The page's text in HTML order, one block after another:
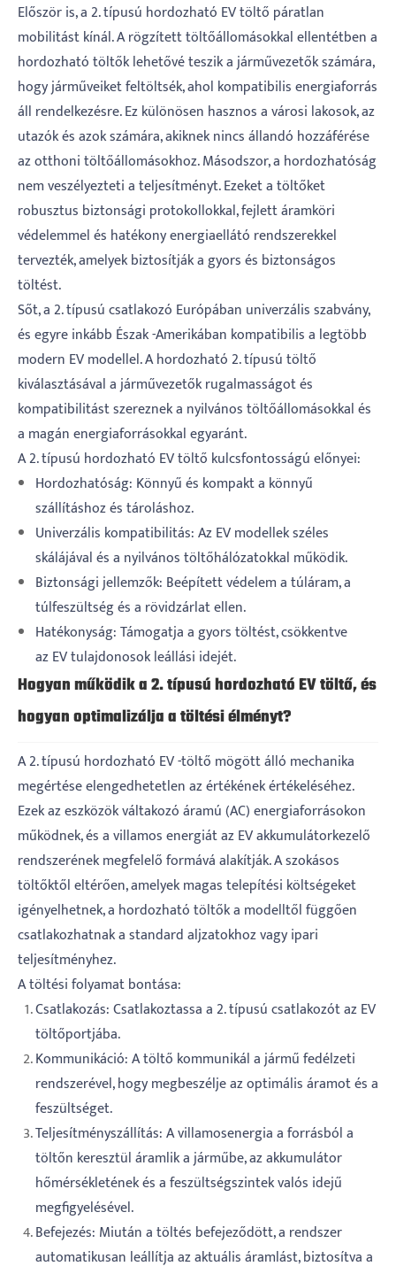
Először is, a 2. típusú hordozható EV töltő páratlan
mobilitást kínál. A rögzített töltőállomásokkal ellentétben a
hordozható töltők lehetővé teszik a járművezetők számára,
hogy járműveiket feltöltsék, ahol kompatibilis energiaforrás
áll rendelkezésre. Ez különösen hasznos a városi lakosok, az
utazók és azok számára, akiknek nincs állandó hozzáférése
az otthoni töltőállomásokhoz. Másodszor, a hordozhatóság
nem veszélyezteti a teljesítményt. Ezeket a töltőket
robusztus biztonsági protokollokkal, fejlett áramköri
védelemmel és hatékony energiaellátó rendszerekkel
tervezték, amelyek biztosítják a gyors és biztonságos
töltést.
Sőt, a 2. típusú csatlakozó Európában univerzális szabvány,
és egyre inkább Észak -Amerikában kompatibilis a legtöbb
modern EV modellel. A hordozható 2. típusú töltő
kiválasztásával a járművezetők rugalmasságot és
kompatibilitást szereznek a nyilvános töltőállomásokkal és
a magán energiaforrásokkal egyaránt.
A 2. típusú hordozható EV töltő kulcsfontosságú előnyei:
Hordozhatóság: Könnyű és kompakt a könnyű
szállításhoz és tároláshoz.
Univerzális kompatibilitás: Az EV modellek széles
skálájával és a nyilvános töltőhálózatokkal működik.
Biztonsági jellemzők: Beépített védelem a túláram, a
túlfeszültség és a rövidzárlat ellen.
Hatékonyság: Támogatja a gyors töltést, csökkentve
az EV tulajdonosok leállási idejét.
Hogyan működik a 2. típusú hordozható EV töltő, és
hogyan optimalizálja a töltési élményt?
A 2. típusú hordozható EV -töltő mögött álló mechanika
megértése elengedhetetlen az értékének értékeléséhez.
Ezek az eszközök váltakozó áramú (AC) energiaforrásokon
működnek, és a villamos energiát az EV akkumulátorkezelő
rendszerének megfelelő formává alakítják. A szokásos
töltőktől eltérően, amelyek magas telepítési költségeket
igényelhetnek, a hordozható töltők a modelltől függően
csatlakozhatnak a standard aljzatokhoz vagy ipari
teljesítményhez.
A töltési folyamat bontása:
Csatlakozás: Csatlakoztassa a 2. típusú csatlakozót az EV
töltőportjába.
Kommunikáció: A töltő kommunikál a jármű fedélzeti
rendszerével, hogy megbeszélje az optimális áramot és a
feszültséget.
Teljesítményszállítás: A villamosenergia a forrásból a
töltőn keresztül áramlik a járműbe, az akkumulátor
hőmérsékletének és a feszültségszintek valós idejű
megfigyelésével.
Befejezés: Miután a töltés befejeződött, a rendszer
automatikusan leállítja az aktuális áramlást, biztosítva a